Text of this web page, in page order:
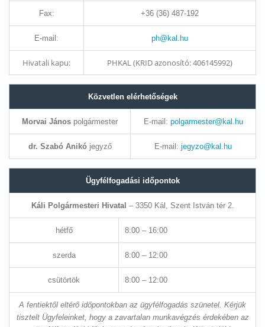
Fax: +36 (36) 487-192
E-mail: ph@kal.hu
Hivatali kapu: PHKAL (KRID azonosító: 406145992)
Közvetlen elérhetőségek
Morvai János polgármester E-mail: polgarmester@kal.hu
dr. Szabó Anikójegyző E-mail: jegyzo@kal.hu
Ügyfélfogadási időpontok
Káli Polgármesteri Hivatal – 3350 Kál, Szent István tér 2.
hétfő 8:00 – 16:00
szerda 8:00 – 12:00
csütörtök 8:00 – 12:00
A fentiektől eltérő időpontokban az ügyfélfogadás szünetel. Kérjük
tisztelt Ügyfeleinket, hogy a zavartalan munkavégzés érdekében az